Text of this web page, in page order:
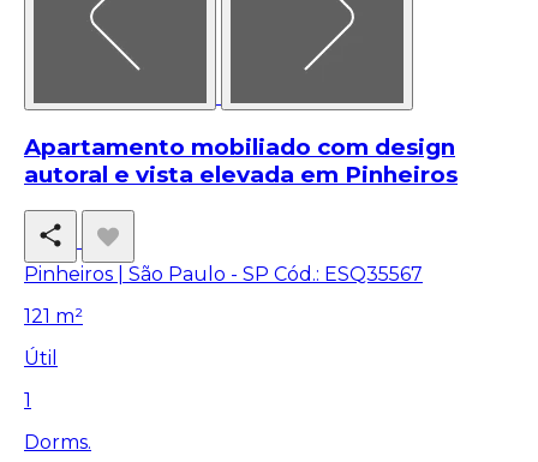
Apartamento mobiliado com design
autoral e vista elevada em Pinheiros
Pinheiros | São Paulo - SP Cód.: ESQ35567
121 m²
Útil
1
Dorms.